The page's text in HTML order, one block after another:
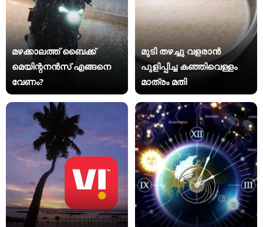
മഴക്കാലത്ത് ബൈക്ക്
മെയിന്റനൻസ് എങ്ങനെ
വേണം?
മുടി തഴച്ചു വളരാൻ
പുളിപ്പിച്ച കഞ്ഞിവെള്ളം
മാത്രം മതി